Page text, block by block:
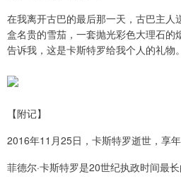
在我离开古巴的最后那一天，古巴主人
盒名贵的雪茄，一套抛光彩色大理石的
告诉我，这是卡斯特罗给我个人的礼物
【附记】
2016年11月25日，卡斯特罗逝世，享年
菲德尔·卡斯特罗是20世纪执政时间最长